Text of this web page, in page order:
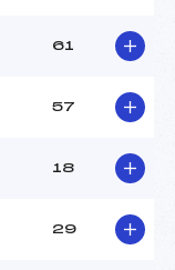
61
57
18
29